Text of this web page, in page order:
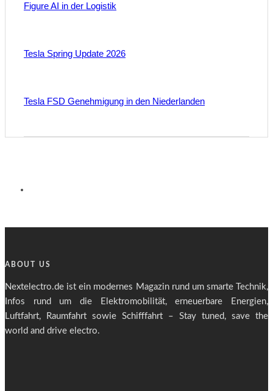
Figure AI in der Logistik
Tesla Spring Update 2026
Tesla FSD Genehmigung in den Niederlanden
ABOUT US
Nextelectro.de ist ein modernes Magazin rund um smarte Technik,
Infos rund um die Elektromobilität, erneuerbare Energien,
Luftfahrt, Raumfahrt sowie Schifffahrt – Stay tuned, save the
world and drive electro.